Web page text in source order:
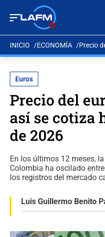
INICIO ECONOMÍA Precio
Euros
Precio del
así se cotiza
de 2026
En los últimos 12 meses,
Colombia ha oscilado
los registros del mercado
Luis Guillermo Benito